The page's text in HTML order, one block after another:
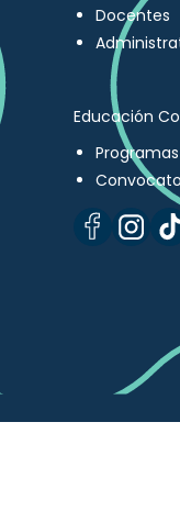
Docentes
Educación